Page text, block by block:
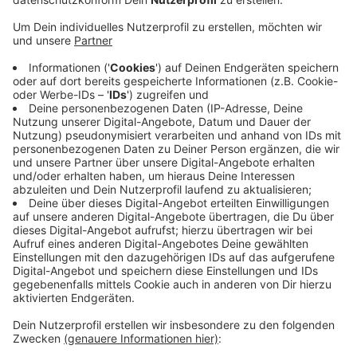
Dafür muss der Verkehr dann dort, wo gearbeitet
wird, einspurig an der Baustelle vorbei geführt
werden.
In dem Zusammenhang wird auch die
Anschlussstelle Aachen-Lichtenbusch saniert, da
werden dann Ab- und Auffahrt jeweils ein
Wochenende lang gesperrt.
In den nächsten Jahren will man auch noch die
weitere A 44 zwischen Aachen-Brand und
Aldenhoven sanieren.
Veröffentlicht: Mittwoch, 21.09.2022 16:41
Anzeige